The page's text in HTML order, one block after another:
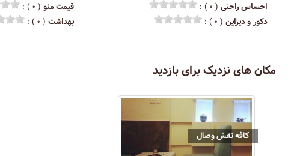
احساس راحتی ( ۰ ) : قیمت منو ( ۰ ) :
دکور و دیزاین ( ۰ ) : بهداشت ( ۰ ) :
مکان های نزدیک برای بازدید
کافه نقش وصال